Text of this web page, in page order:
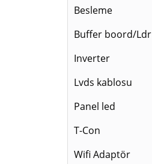
Besleme
Buffer boord/
Inverter
Lvds kablosu
Panel led
T-Con
Wifi Adaptör